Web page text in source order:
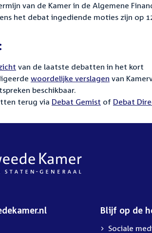
van de Kamer in de Algemene
het debat ingediende moties zijn op
van de laatste debatten in het kort
woordelijke verslagen van
beschikbaar.
terug via Debat Gemist of Debat
Blijf op de
Sociale